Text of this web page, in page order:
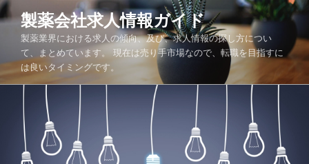
コ
ン
ツ
製薬会社求人情報ガイド
製薬業界における求人の傾向、及び、求人情報の探し方につい
て、まとめています。 現在は売り手市場なので、転職を目指すに
は良いタイミングです。